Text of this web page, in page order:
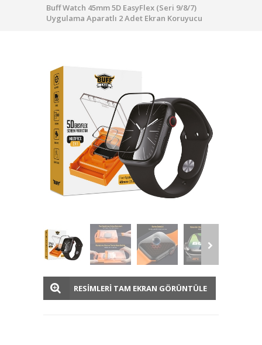
Buff Watch 45mm 5D EasyFlex (Seri 9/8/7)
Uygulama Aparatlı 2 Adet Ekran Koruyucu
RESİMLERİ TAM EKRAN GÖRÜNTÜLE